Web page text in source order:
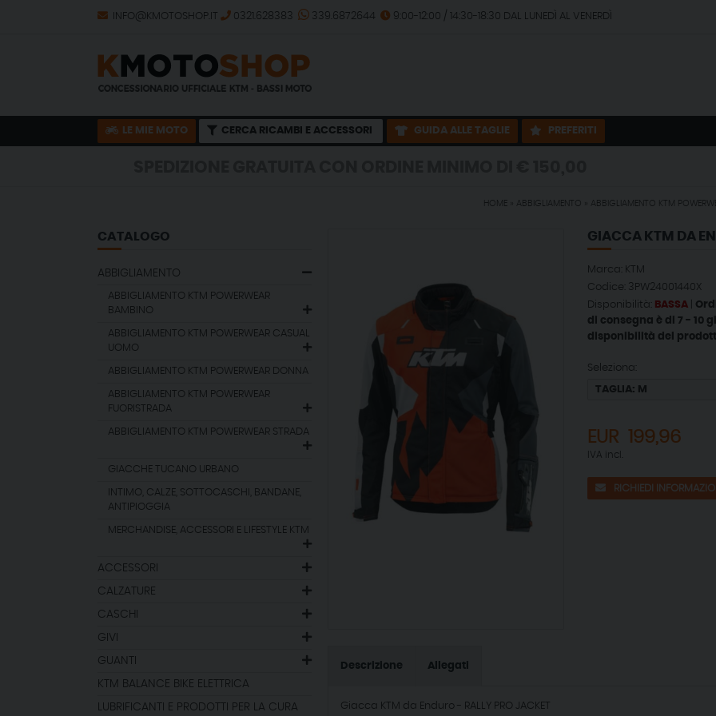
INFO@KMOTOSHOP.IT 0321.628383 339.6872644 9:00-12:00 / 14:30-18:30 DAL LUNEDÌ AL VENERDÌ
LE MIE MOTO CERCA RICAMBI E ACCESSORI GUIDA ALLE TAGLIE PREFERITI
SPEDIZIONE GRATUITA CON ORDINE MINIMO DI € 150,00
HOME ABBIGLIAMENTO ABBIGLIAMENTO KTM
CATALOGO
ABBIGLIAMENTO
ABBIGLIAMENTO KTM POWERWEAR
BAMBINO
ABBIGLIAMENTO KTM POWERWEAR CASUAL
UOMO
ABBIGLIAMENTO KTM POWERWEAR DONNA
ABBIGLIAMENTO KTM POWERWEAR
FUORISTRADA
ABBIGLIAMENTO KTM POWERWEAR STRADA
GIACCHE TUCANO URBANO
INTIMO, CALZE, SOTTOCASCHI, BANDANE,
ANTIPIOGGIA
MERCHANDISE, ACCESSORI E LIFESTYLE KTM
ACCESSORI
CALZATURE
CASCHI
GIVI
GUANTI
KTM BALANCE BIKE ELETTRICA
LUBRIFICANTI E PRODOTTI PER LA CURA
GIACCA KTM DA
Marca: KTM
Codice: 3PW24001440X
Disponibilità:
BASSA|
di consegna è di 7 - 10
disponibilità del
Seleziona:
EUR 199,96
IVA incl.
RICHIEDI
Descrizione Allegati
Giacca KTM da Enduro - RALLY PRO JACKET